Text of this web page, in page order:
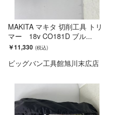
MAKITA マキタ 切削工具 トリ
マー 18v CO181D ブル...
￥11,330
ビッグバン工具館旭川末広店